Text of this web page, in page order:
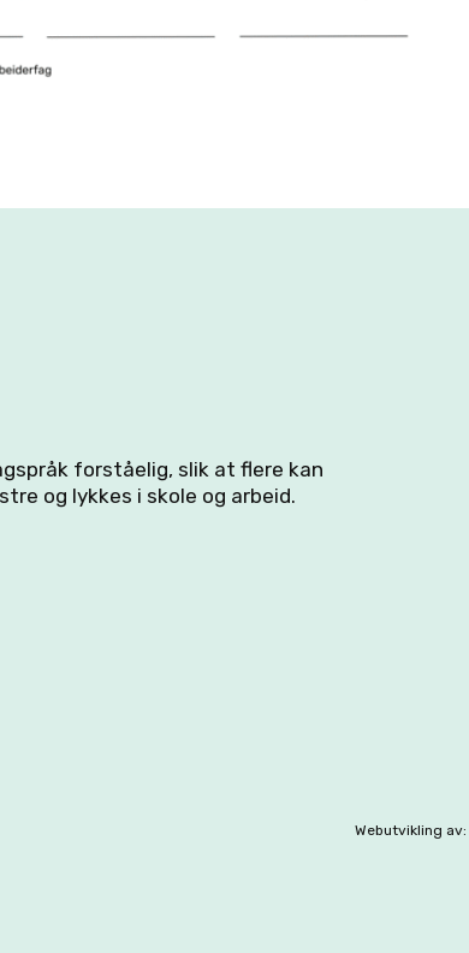
forståelig, slik at flere kan
og lykkes i skole og arbeid.
Webutvikling av: